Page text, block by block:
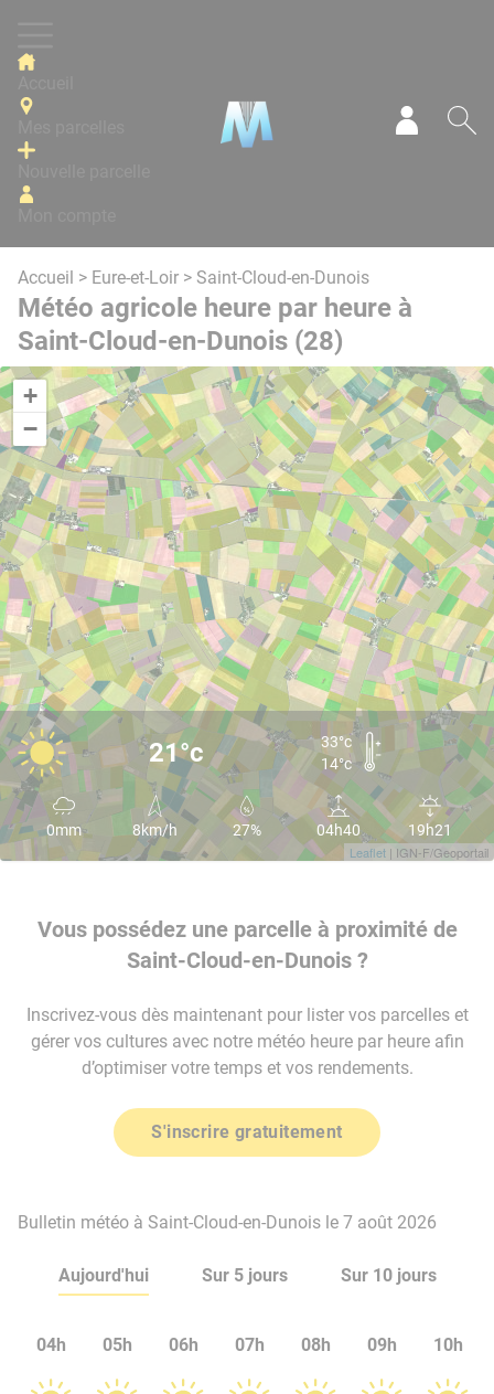
Accueil > Eure-et-Loir > Saint-Cloud-en-Dunois
Météo agricole heure par heure à
Saint-Cloud-en-Dunois (28)
+
−
Leaflet | IGN-F/Geoportail
21°c
33°c
14°c
0mm 8km/h 27% 04h40 19h21
Vous possédez une parcelle à proximité de
Saint-Cloud-en-Dunois ?
Inscrivez-vous dès maintenant pour lister vos parcelles et
gérer vos cultures avec notre météo heure par heure afin
d’optimiser votre temps et vos rendements.
S'inscrire gratuitement
Bulletin météo à Saint-Cloud-en-Dunois le 7 août 2026
Aujourd'hui Sur 5 jours Sur 10 jours
04h 05h 06h 07h 08h 09h 10h